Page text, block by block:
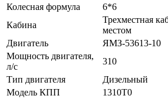
Колесная формула
6*6
Кабина
Трехместная
местом
Двигатель
ЯМЗ-53613-10
Мощность двигателя,
л/с
310
Тип двигателя
Дизельный
Модель КПП
1310T0